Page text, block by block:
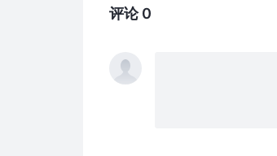
评论 0